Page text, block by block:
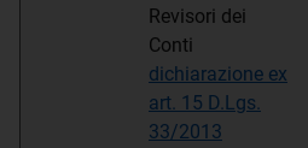
Revisori dei
Conti
dichiarazione ex
art. 15 D.Lgs.
33/2013